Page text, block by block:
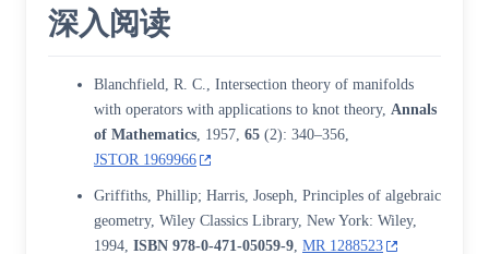
深入阅读
Blanchfield, R. C., Intersection theory of manifolds
with operators with applications to knot theory, Annals
of Mathematics, 1957, 65 (2): 340–356,
JSTOR 1969966
Griffiths, Phillip; Harris, Joseph, Principles of algebraic
geometry, Wiley Classics Library, New York: Wiley,
1994, ISBN 978-0-471-05059-9, MR 1288523